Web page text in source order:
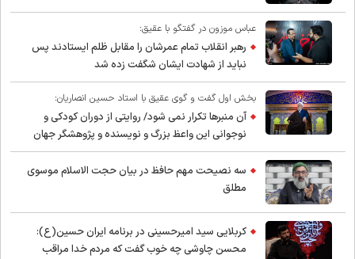
عباس موزون در گفتگو با عقیق:
رهبر انقلاب تمام عمرشان را مقابل ظلم ایستادند پس
نباید از شهادت ایشان شگفت زده شد
بخش اول گفت و گوی عقیق با استاد حسین انصاریان:
آن منبرها تکرار نمی شود/ روایتی از دوران کودکی و
نوجوانی این واعظ بزرگ و نویسنده و پژوهشگر جهان
اسلام
سه نصیحت مهم حافظ در بیان حجت الاسلام موسوی
مطلق
کربلایی سید امیر‌حسینی در برنامه ایران حسین(ع):
محسن چاوشی چه خوب گفت که مردم خدا مراقب